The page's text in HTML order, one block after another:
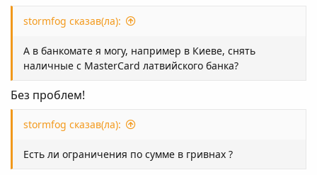
stormfog сказав(ла):
А в банкомате я могу, например в Киеве, снять
наличные с MasterCard латвийского банка?
Без проблем!
stormfog сказав(ла):
Есть ли ограничения по сумме в гривнах ?